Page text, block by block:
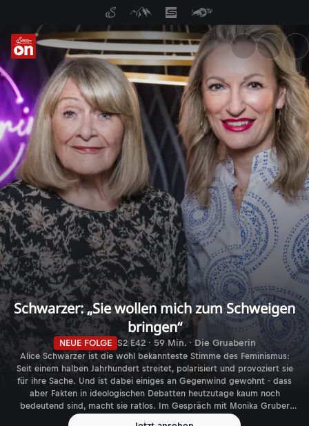
ServusTV On: Livestreams,
Schwarzer: „Sie wollen mich zum Schweigen
bringen“
NEUE FOLGE S2 E42 · 59 Min. · Die Gruaberin
Alice Schwarzer ist die wohl bekannteste Stimme des Feminismus:
Seit einem halben Jahrhundert streitet, polarisiert und provoziert sie
für ihre Sache. Und ist dabei einiges an Gegenwind gewohnt - dass
aber Fakten in ideologischen Debatten heutzutage kaum noch
bedeutend sind, macht sie ratlos. Im Gespräch mit Monika Gruber
spricht die Journalistin, Autorin und Verlegerin über den aktuellen